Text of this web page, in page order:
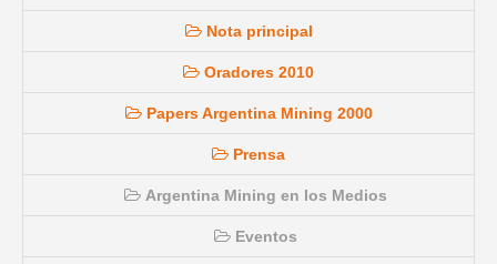
Nota principal
Oradores 2010
Papers Argentina Mining 2000
Prensa
Argentina Mining en los Medios
Eventos